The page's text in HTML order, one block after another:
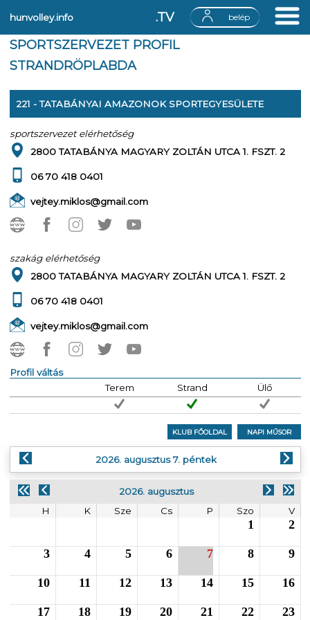
hunvolley.info .TV belép
SPORTSZERVEZET PROFIL
STRANDRÖPLABDA
221 - TATABÁNYAI AMAZONOK SPORTEGYESÜLETE
sportszervezet elérhetőség
2800 TATABÁNYA MAGYARY ZOLTÁN UTCA 1. FSZT. 2
06 70 418 0401
vejtey.miklos@gmail.com
szakág elérhetőség
2800 TATABÁNYA MAGYARY ZOLTÁN UTCA 1. FSZT. 2
06 70 418 0401
vejtey.miklos@gmail.com
Profil váltás
Terem
Strand Ülő
KLUB FŐOLDAL NAPI MŰSOR
2026. augusztus 7. péntek
2026. augusztus
H
K Sze Cs P Szo V
1 2
3 4 5 6 7 8 9
10 11 12 13 14 15 16
17 18 19 20 21 22 23